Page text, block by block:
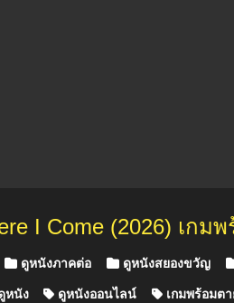
I Come (2026) เกม
ดูหนังภาคต่อ ดูหนังสยองขวัญ
นัง ดูหนังออนไลน์ เกมพร้อมต